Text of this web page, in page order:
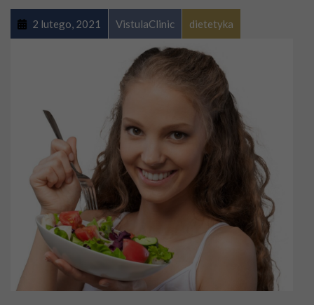
2 lutego, 2021 VistulaClinic dietetyka